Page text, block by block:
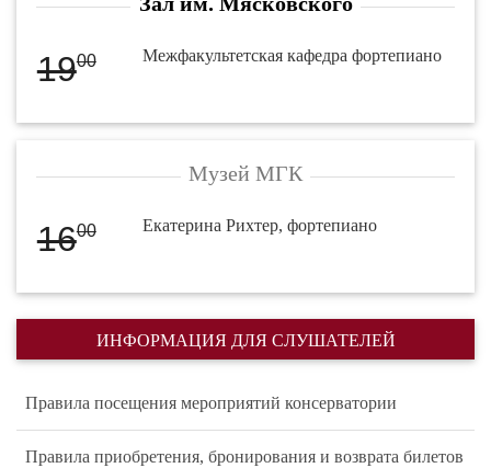
1900 Межфакультетская кафедра фортепиано
Музей МГК
1600 Екатерина Рихтер, фортепиано
ИНФОРМАЦИЯ ДЛЯ СЛУШАТЕЛЕЙ
Правила посещения мероприятий консерватории
Правила приобретения, бронирования и возврата билетов